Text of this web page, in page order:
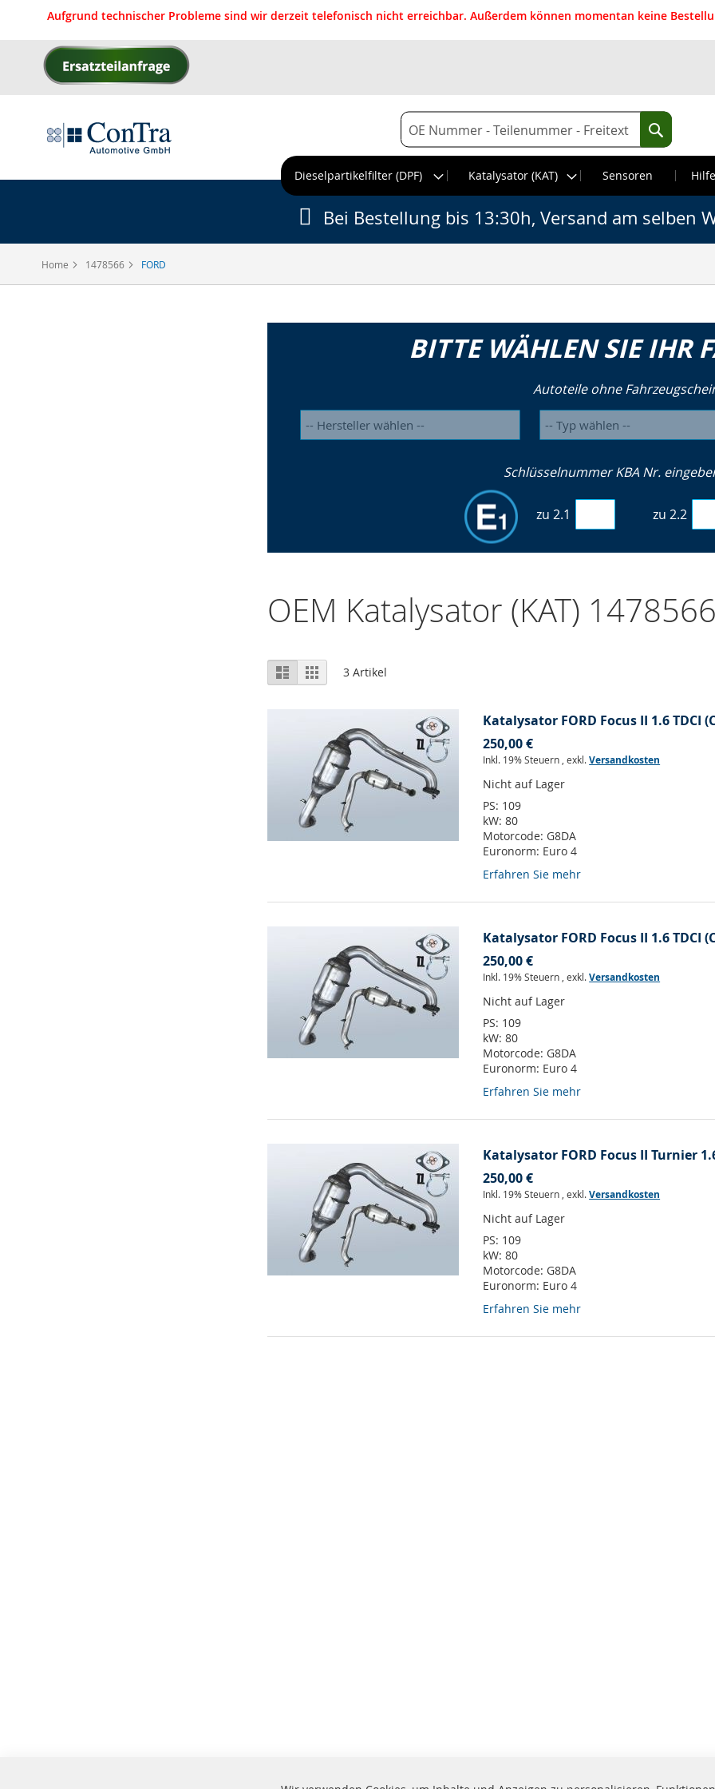
Aufgrund technischer Probleme sind wir derzeit telefonisch nicht erreichbar. Außerdem können momentan keine
Direkt
zum
Suche
Suche
Dieselpartikelfilter (DPF)
Katalysator (KAT) Sensoren
Home 1478566 FORD
Bei Bestellung bis 13:30h, Versand am selben
BITTE WÄHLEN SIE IHR
Autoteile ohne
Schlüsselnummer KBA Nr.
zu 2.1 zu 2.2
OEM Katalysator (KAT)
Ansicht
als
Liste Raster
3 Artikel
Katalysator FORD Focus II 1.6 TDCI
250,00 €
Inkl. 19% Steuern ,exkl.Versandkosten
Nicht auf Lager
PS: 109
kW:80
Motorcode: G8DA
Euronorm: Euro 4
Erfahren Sie mehr
Katalysator FORD Focus II 1.6 TDCI
250,00 €
Inkl. 19% Steuern ,exkl.Versandkosten
Nicht auf Lager
PS: 109
kW:80
Motorcode: G8DA
Euronorm: Euro 4
Erfahren Sie mehr
Katalysator FORD Focus II Turnier
250,00 €
Inkl. 19% Steuern ,exkl.Versandkosten
Nicht auf Lager
PS: 109
kW:80
Motorcode: G8DA
Euronorm: Euro 4
Erfahren Sie mehr